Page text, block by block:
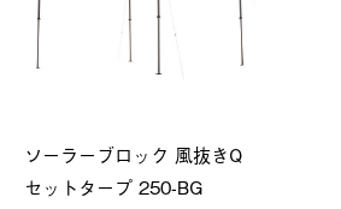
ソーラーブロック 風抜きQ
セットタープ 250-BG